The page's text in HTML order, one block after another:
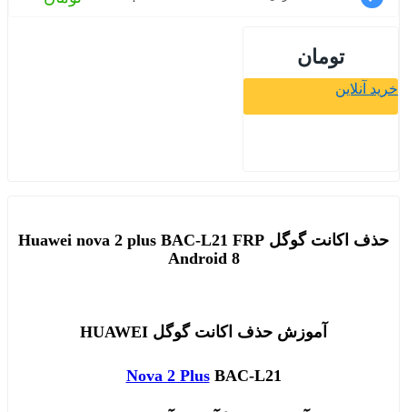
تومان
خرید آنلاین
حذف اکانت گوگل Huawei nova 2 plus BAC-L21 FRP
Android 8
آموزش حذف اکانت گوگل HUAWEI
Nova 2 PlusBAC-L21